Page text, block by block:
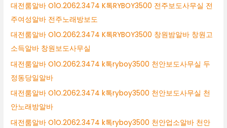
대전룸알바 O1O.2062.3474 K톡RYBOY3500 전주보도사무실 전
주여성알바 전주노래방보도
대전룸알바 O1O.2062.3474 K톡RYBOY3500 창원밤알바 창원고
소득알바 창원보도사무실
대전룸알바 O1O.2062.3474 k톡ryboy3500 천안보도사무실 두
정동당일알바
대전룸알바 O1O.2062.3474 k톡ryboy3500 천안보도사무실 천
안노래방알바
대전룸알바 O1O.2062.3474 k톡ryboy3500 천안업소알바 천안